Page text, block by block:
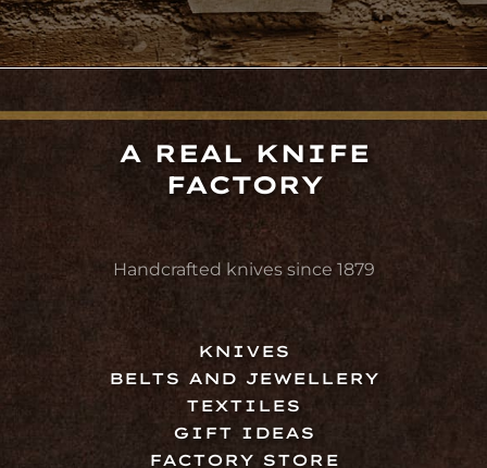
A REAL KNIFE
FACTORY
Handcrafted knives since 1879
KNIVES
BELTS AND JEWELLERY
TEXTILES
GIFT IDEAS
FACTORY STORE